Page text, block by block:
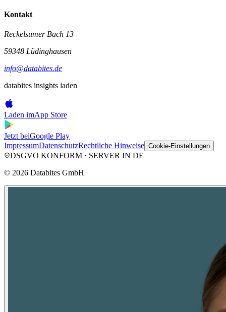
Kontakt
Reckelsumer Bach 13
59348 Lüdinghausen
info@databites.de
databites insights laden
Laden imApp Store
Jetzt beiGoogle Play
ImpressumDatenschutzRechtliche Hinweise Cookie-Einstellungen
DSGVO KONFORM · SERVER IN DE
© 2026 Databites GmbH